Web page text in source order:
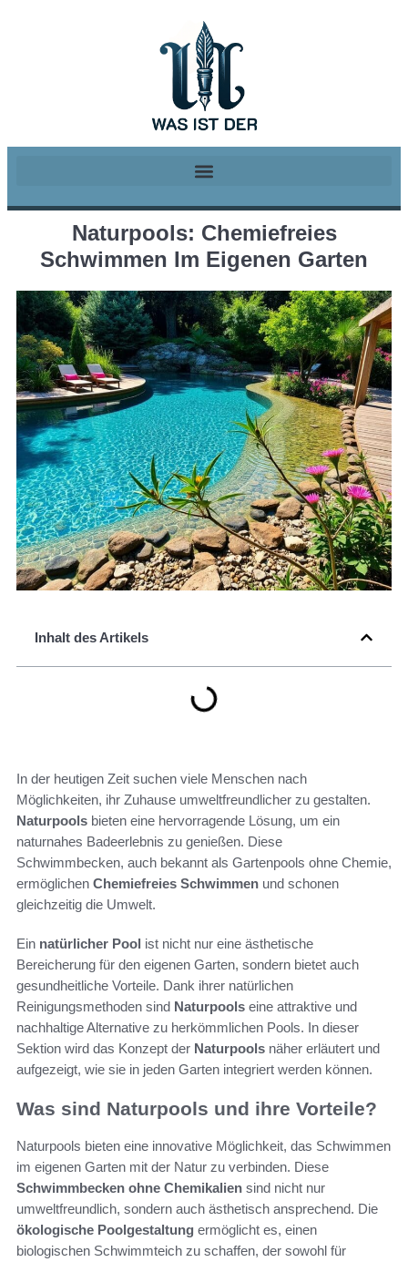
Naturpools: Chemiefreies
Schwimmen Im Eigenen Garten
Inhalt des Artikels
In der heutigen Zeit suchen viele Menschen nach
Möglichkeiten, ihr Zuhause umweltfreundlicher zu gestalten.
Naturpools bieten eine hervorragende Lösung, um ein
naturnahes Badeerlebnis zu genießen. Diese
Schwimmbecken, auch bekannt als Gartenpools ohne Chemie,
ermöglichen Chemiefreies Schwimmen und schonen
gleichzeitig die Umwelt.
Ein natürlicher Pool ist nicht nur eine ästhetische
Bereicherung für den eigenen Garten, sondern bietet auch
gesundheitliche Vorteile. Dank ihrer natürlichen
Reinigungsmethoden sind Naturpools eine attraktive und
nachhaltige Alternative zu herkömmlichen Pools. In dieser
Sektion wird das Konzept der Naturpools näher erläutert und
aufgezeigt, wie sie in jeden Garten integriert werden können.
Was sind Naturpools und ihre Vorteile?
Naturpools bieten eine innovative Möglichkeit, das Schwimmen
im eigenen Garten mit der Natur zu verbinden. Diese
Schwimmbecken ohne Chemikalien sind nicht nur
umweltfreundlich, sondern auch ästhetisch ansprechend. Die
ökologische Poolgestaltung ermöglicht es, einen
biologischen Schwimmteich zu schaffen, der sowohl für